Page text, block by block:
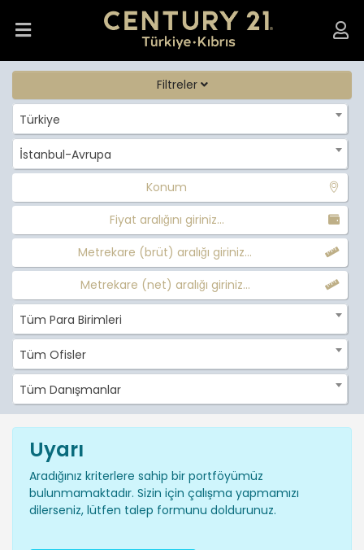
Filtreler
Türkiye
İstanbul-Avrupa
Konum
Fiyat aralığını giriniz...
Metrekare (brüt) aralığı giriniz...
Metrekare (net) aralığı giriniz...
Tüm Para Birimleri
Tüm Ofisler
Tüm Danışmanlar
Uyarı
Aradığınız kriterlere sahip bir portföyümüz
bulunmamaktadır. Sizin için çalışma yapmamızı
dilerseniz, lütfen talep formunu doldurunuz.